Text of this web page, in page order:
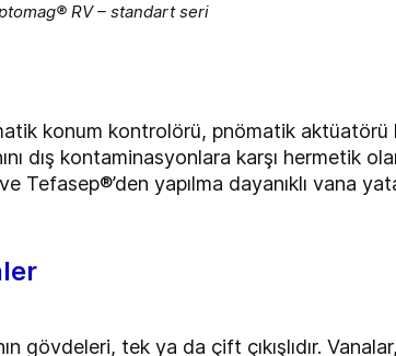
RV – standart seri
konum kontrolörü, pnömatik aktüatörü
dış kontaminasyonlara karşı hermetik
Tefasep®’den yapılma dayanıklı vana
gövdeleri, tek ya da çift çıkışlıdır.